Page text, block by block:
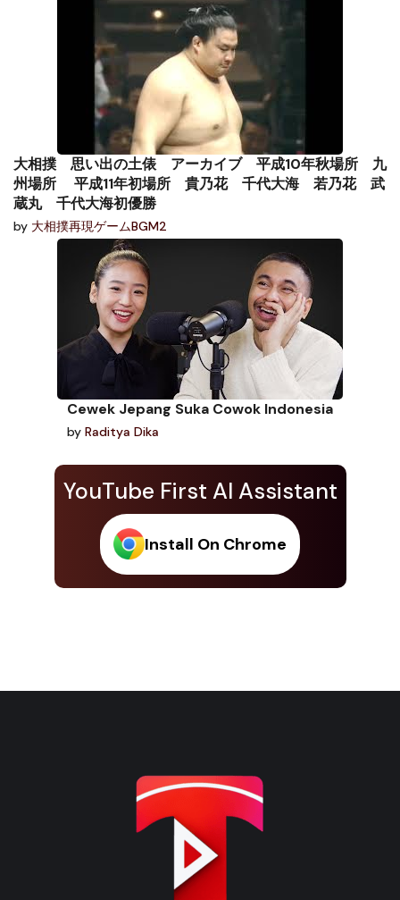
YouTube First AI Assistant
Install On Chrome
大相撲 思い出の土俵 アーカイブ 平成10年秋場所 九
州場所 平成11年初場所 貴乃花 千代大海 若乃花 武
蔵丸 千代大海初優勝
by 大相撲再現ゲームBGM2
Cewek Jepang Suka Cowok Indonesia
by Raditya Dika